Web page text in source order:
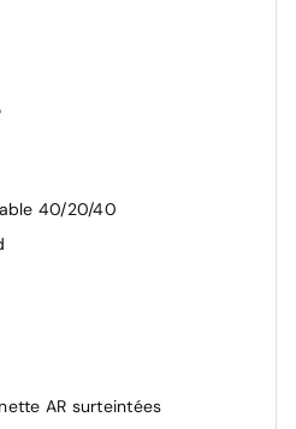
feux de croisement +
des feux de route / feux de
40/20/40
AR surteintées